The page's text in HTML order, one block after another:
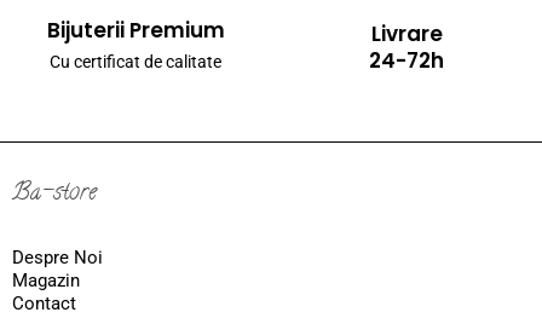
Bijuterii Premium
Cu certificat de calitate
Livrare
24-72h
Ba-store
Despre Noi
Magazin
Contact